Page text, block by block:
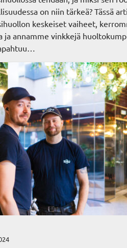
on niin tärkeä? Tässä
keskeiset vaiheet,
ja annamme vinkkejä